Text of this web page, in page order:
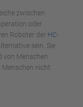
zwischen
oder
Roboter der HC-
sein. Sie
von Menschen
Menschen nicht